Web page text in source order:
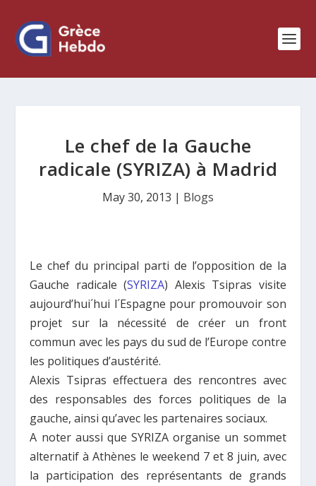
Le chef de la Gauche
radicale (SYRIZA) à Madrid
May 30, 2013 | Blogs
Le chef du principal parti de l’opposition de la
Gauche radicale (SYRIZA) Alexis Tsipras visite
aujourd’hui´hui l´Espagne pour promouvoir son
projet sur la nécessité de créer un front
commun avec les pays du sud de l’Europe contre
les politiques d’austérité.
Alexis Tsipras effectuera des rencontres avec
des responsables des forces politiques de la
gauche, ainsi qu’avec les partenaires sociaux.
A noter aussi que SYRIZA organise un sommet
alternatif à Athènes le weekend 7 et 8 juin, avec
la participation des représentants de grands